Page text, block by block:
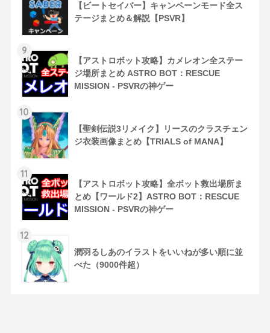
【ビートセイバー】キャンペーンモード全ス
テージまとめ＆解説【PSVR】
9
【アストロボット攻略】カメレオン全ステー
ジ場所まとめ ASTRO BOT：RESCUE
MISSION - PSVRの神ゲー
10
【聖剣伝説3リメイク】リースのクラスチェン
ジ衣装画像まとめ【TRIALS of MANA】
11
【アストロボット攻略】全ボット救出場所ま
とめ【ワールド2】ASTRO BOT：RESCUE
MISSION - PSVRの神ゲー
12
潤羽るしあのイラストをいいねが多い順に並
べた（9000件超）